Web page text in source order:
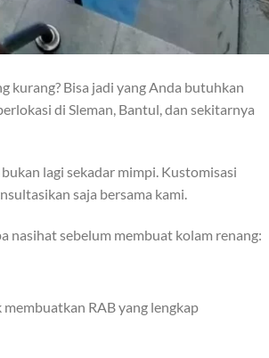
kurang? Bisa jadi yang Anda butuhkan
di Sleman, Bantul, dan sekitarnya
lagi sekadar mimpi. Kustomisasi
saja bersama kami.
nasihat sebelum membuat kolam renang:
RAB yang lengkap